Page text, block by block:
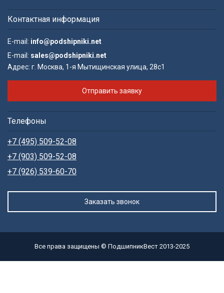
Контактная информация
E-mail: info@podshipniki.net
E-mail: sales@podshipniki.net
Адрес: г. Москва, 1-я Мытищинская улица, 28с1
Отправить заявку
Телефоны
+7 (495) 509-52-08
+7 (903) 509-52-08
+7 (926) 539-60-70
Заказать звонок
Все права защищены © ПодшипникВест 2013-2025